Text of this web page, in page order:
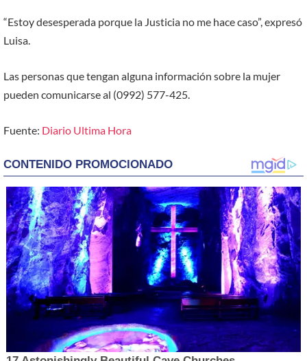
“Estoy desesperada porque la Justicia no me hace caso”, expresó
Luisa.
Las personas que tengan alguna información sobre la mujer
pueden comunicarse al (0992) 577-425.
Fuente: Diario Ultima Hora